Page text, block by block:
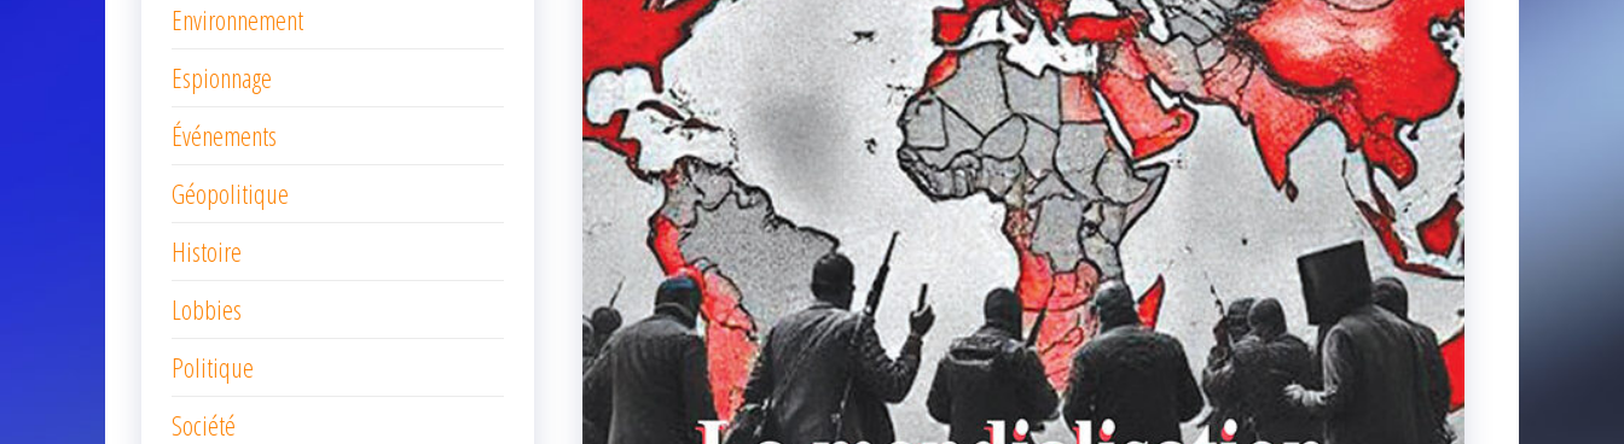
Environnement
Espionnage
Événements
Géopolitique
Histoire
Lobbies
Politique
Société